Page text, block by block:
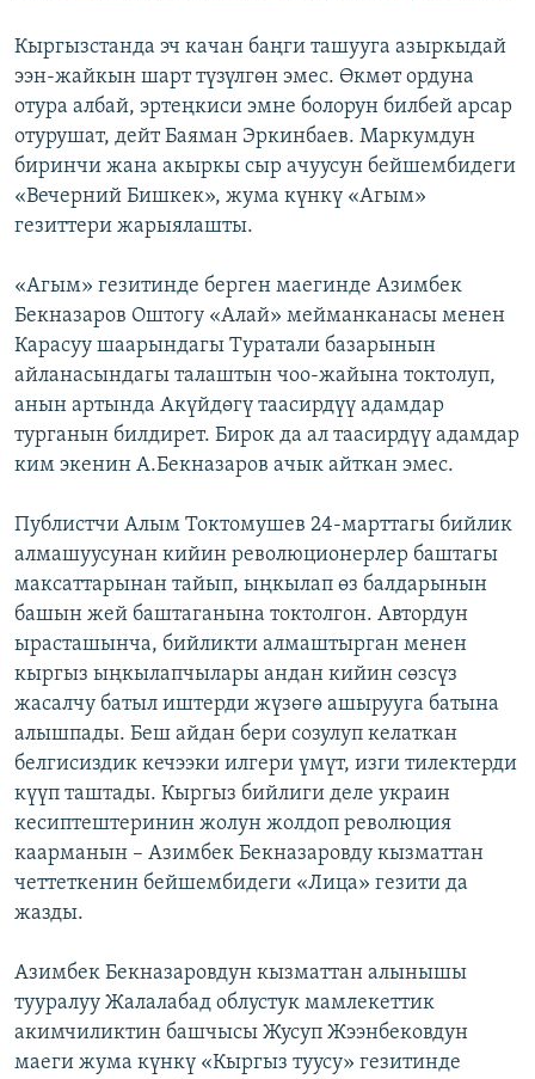
Кыргызстанда эч качан баңги ташууга азыркыдай
ээн-жайкын шарт түзүлгөн эмес. Өкмөт ордуна
отура албай, эртеңкиси эмне болорун билбей арсар
отурушат, дейт Баяман Эркинбаев. Маркумдун
биринчи жана акыркы сыр ачуусун бейшембидеги
«Вечерний Бишкек», жума күнкү «Агым»
гезиттери жарыялашты.
«Агым» гезитинде берген маегинде Азимбек
Бекназаров Оштогу «Алай» мейманканасы менен
Карасуу шаарындагы Туратали базарынын
айланасындагы талаштын чоо-жайына токтолуп,
анын артында Акүйдөгү таасирдүү адамдар
турганын билдирет. Бирок да ал таасирдүү адамдар
ким экенин А.Бекназаров ачык айткан эмес.
Публистчи Алым Токтомушев 24-марттагы бийлик
алмашуусунан кийин революционерлер баштагы
максаттарынан тайып, ыңкылап өз балдарынын
башын жей баштаганына токтолгон. Автордун
ырасташынча, бийликти алмаштырган менен
кыргыз ыңкылапчылары андан кийин сөзсүз
жасалчу батыл иштерди жүзөгө ашырууга батына
алышпады. Беш айдан бери созулуп келаткан
белгисиздик кечээки илгери үмүт, изги тилектерди
күүп таштады. Кыргыз бийлиги деле украин
кесиптештеринин жолун жолдоп революция
каарманын – Азимбек Бекназаровду кызматтан
четтеткенин бейшембидеги «Лица» гезити да
жазды.
Азимбек Бекназаровдун кызматтан алынышы
тууралуу Жалалабад облустук мамлекеттик
акимчиликтин башчысы Жусуп Жээнбековдун
маеги жума күнкү «Кыргыз туусу» гезитинде